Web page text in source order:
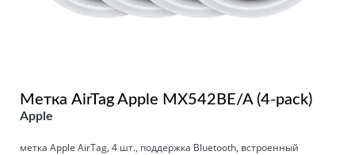
Метка AirTag Apple MX542BE/A (4-pack)
Apple
метка Apple AirTag, 4 шт., поддержка Bluetooth, встроенный